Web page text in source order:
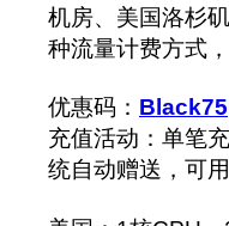
机房、美国洛杉
种流量计费方式
优惠码： Black75
充值活动：单笔
统自动赠送，可